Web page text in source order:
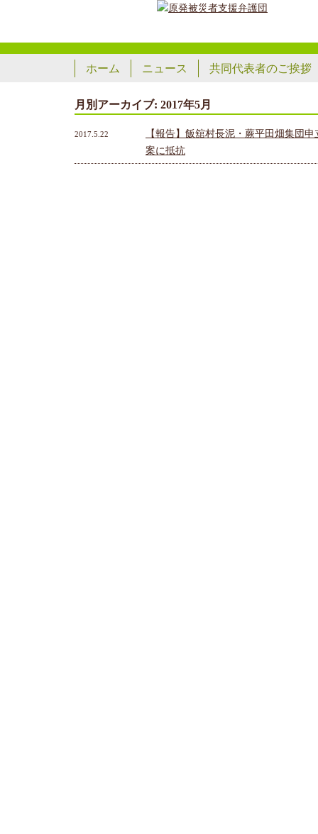
ホーム ニュース 共同代表者のご挨拶
月別アーカイブ: 2017年5月
2017.5.22
【報告】飯舘村長泥・蕨平田畑集団
案に抵抗